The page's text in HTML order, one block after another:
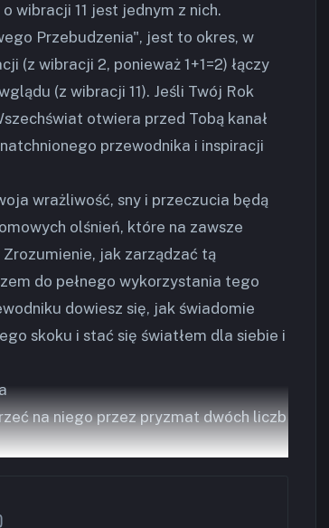
wibracji 11 jest jednym z nich.
Przebudzenia", jest to okres, w
(z wibracji 2, ponieważ 1+1=2) łączy
(z wibracji 11). Jeśli Twój Rok
otwiera przed Tobą kanał
przewodnika i inspiracji
wrażliwość, sny i przeczucia będą
olśnień, które na zawsze
jak zarządzać tą
do pełnego wykorzystania tego
dowiesz się, jak świadomie
skoku i stać się światłem dla siebie i
na niego przez pryzmat dwóch liczb